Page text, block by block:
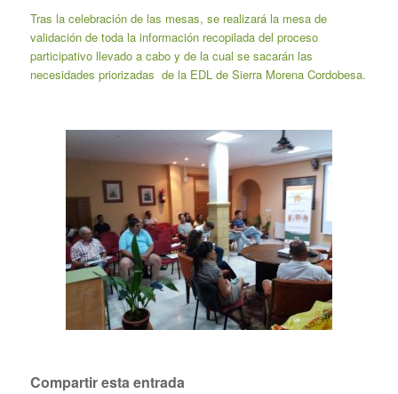
Tras la celebración de las mesas, se realizará la mesa de
validación de toda la información recopilada del proceso
participativo llevado a cabo y de la cual se sacarán las
necesidades priorizadas de la EDL de Sierra Morena Cordobesa.
Compartir esta entrada